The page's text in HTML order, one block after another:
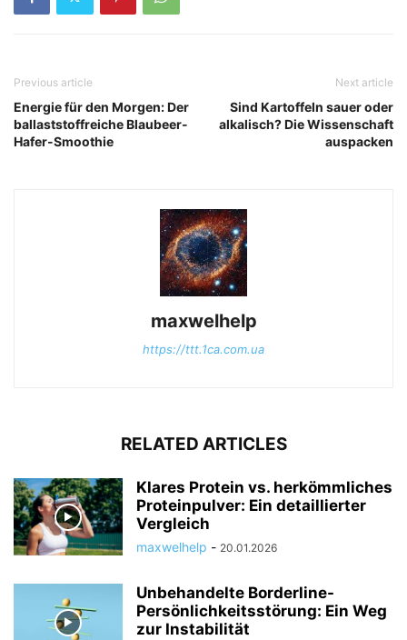
Previous article
Energie für den Morgen: Der
ballaststoffreiche Blaubeer-
Hafer-Smoothie
Next article
Sind Kartoffeln sauer oder
alkalisch? Die Wissenschaft
auspacken
maxwelhelp
https://ttt.1ca.com.ua
RELATED ARTICLES
Klares Protein vs. herkömmliches
Proteinpulver: Ein detaillierter
Vergleich
maxwelhelp - 20.01.2026
Unbehandelte Borderline-
Persönlichkeitsstörung: Ein Weg
zur Instabilität